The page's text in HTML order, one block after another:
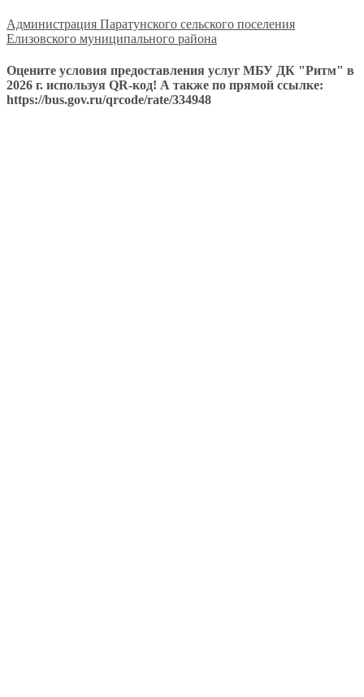
Администрация Паратунского сельского поселения
Елизовского муниципального района
Оцените условия предоставления услуг МБУ ДК "Ритм" в
2026 г. используя QR-код! А также по прямой ссылке:
https://bus.gov.ru/qrcode/rate/334948